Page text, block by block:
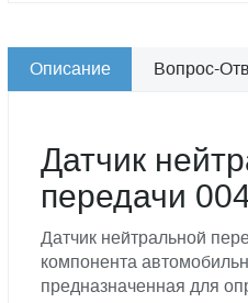
Описание Вопрос-
Датчик
передачи
Датчик нейтральной
компонента
предназначенная для